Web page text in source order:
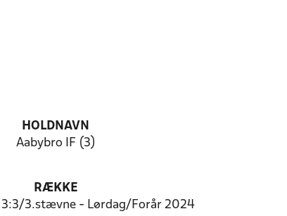
HOLDNAVN
Aabybro IF (3)
RÆKKE
3:3/3.stævne - Lørdag/Forår 2024